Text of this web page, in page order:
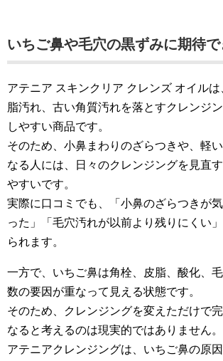
いちご鼻や毛穴の黒ずみに期待で
アテニア スキンクリア クレンズ オイル
脂汚れ、古い角質汚れを落とすクレンジ
しやすい商品です。
そのため、小鼻まわりのざらつきや、軽
なる人には、日々のクレンジングを見直
やすいです。
実際に口コミでも、「小鼻のざらつきが
った」「毛穴汚れが以前より残りにくい
られます。
一方で、いちご鼻は角栓、皮脂、酸化、
数の要因が重なって見える状態です。
そのため、クレンジングを変えただけで
なると考えるのは現実的ではありません。
アテニアクレンジングは、いちご鼻の原